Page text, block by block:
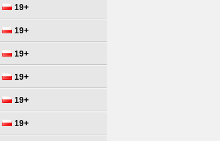
19+
19+
19+
19+
19+
19+